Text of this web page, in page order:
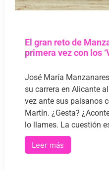
El gran reto de
primera vez con los
José María
su carrera en Alicante
vez ante sus paisanos
Martín. ¿Gesta?
lo llames. La cuestión
Leer más